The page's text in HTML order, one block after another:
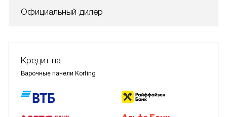
Официальный дилер
Кредит на
Варочные панели Korting